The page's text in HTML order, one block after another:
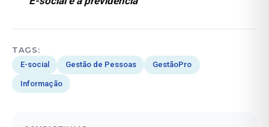
TAGS:
E-social Gestão de Pessoas GestãoPro
Informação